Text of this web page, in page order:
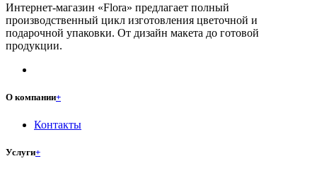
Интернет-магазин «Flora» предлагает полный
производственный цикл изготовления цветочной и
подарочной упаковки. От дизайн макета до готовой
продукции.
О компании+
Контакты
Услуги+